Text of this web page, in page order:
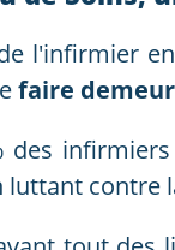
l'infirmier
faire
des
contre